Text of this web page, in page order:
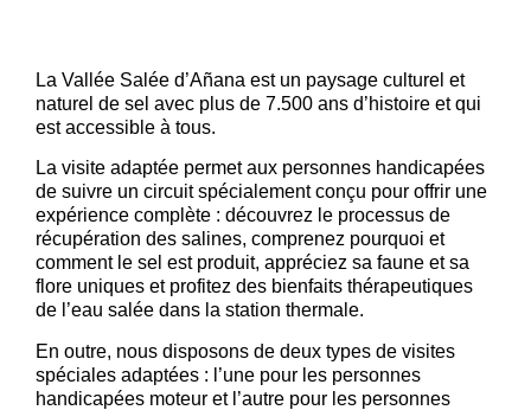
La Vallée Salée d’Añana est un paysage culturel et
naturel de sel avec plus de 7.500 ans d’histoire et qui
est accessible à tous.
La visite adaptée permet aux personnes handicapées
de suivre un circuit spécialement conçu pour offrir une
expérience complète : découvrez le processus de
récupération des salines, comprenez pourquoi et
comment le sel est produit, appréciez sa faune et sa
flore uniques et profitez des bienfaits thérapeutiques
de l’eau salée dans la station thermale.
En outre, nous disposons de deux types de visites
spéciales adaptées : l’une pour les personnes
handicapées moteur et l’autre pour les personnes